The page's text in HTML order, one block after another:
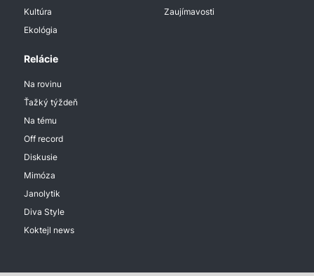
Kultúra
Ekológia
Zaujímavosti
Relácie
Na rovinu
Ťažký týždeň
Na tému
Off record
Diskusie
Mimóza
Janolytik
Diva Style
Koktejl news